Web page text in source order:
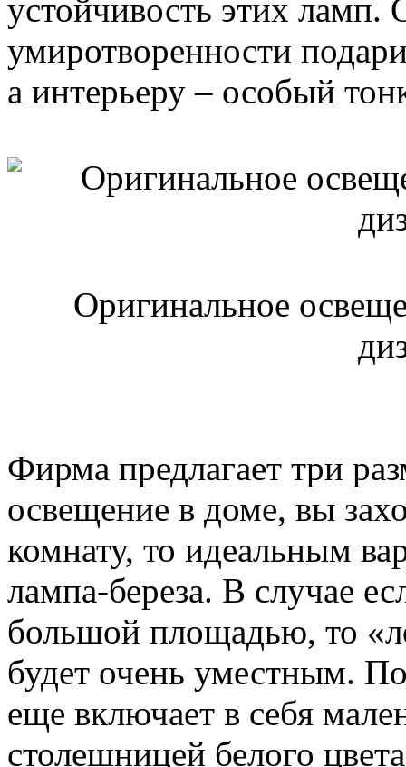
устойчивость этих
умиротворенности
а интерьеру – особый
Оригинальное
Фирма предлагает три
освещение в доме, вы
комнату, то идеальным
лампа-береза. В случае
большой площадью, то
будет очень уместным.
еще включает в себя
столешницей белого